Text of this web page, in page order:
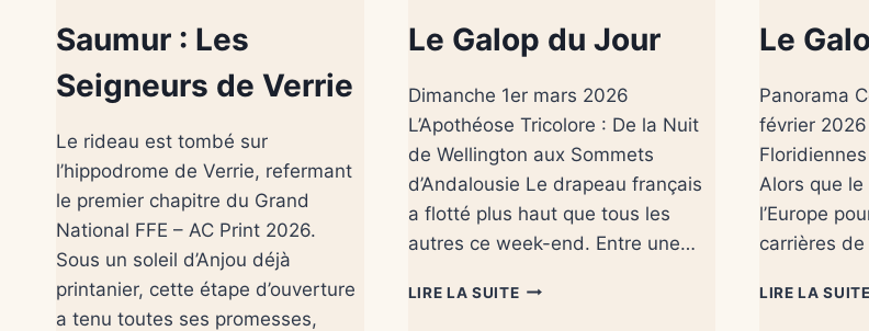
Saumur : Les
Seigneurs de Verrie
Le rideau est tombé sur
l’hippodrome de Verrie, refermant
le premier chapitre du Grand
National FFE – AC Print 2026.
Sous un soleil d’Anjou déjà
printanier, cette étape d’ouverture
a tenu toutes ses promesses,
Le Galop du Jour
Dimanche 1er mars 2026
L’Apothéose Tricolore : De la Nuit
de Wellington aux Sommets
d’Andalousie Le drapeau français
a flotté plus haut que tous les
autres ce week-end. Entre une…
LIRE LA SUITE
Le
Panorama
février
Alors que
l’Europe
carrières
LIRE LA SUITE